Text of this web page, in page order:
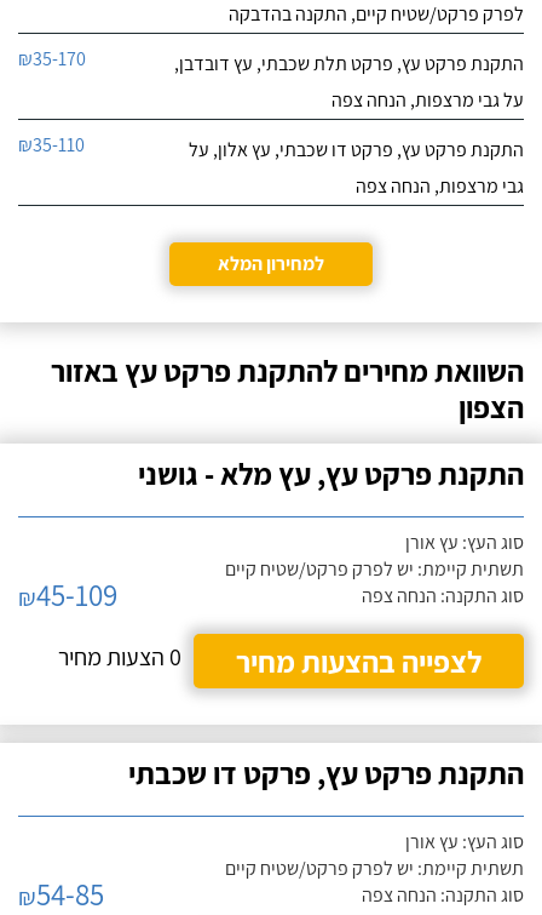
לפרק פרקט/שטיח קיים, התקנה בהדבקה
התקנת פרקט עץ, פרקט תלת שכבתי, עץ דובדבן,
על גבי מרצפות, הנחה צפה
₪35-170
התקנת פרקט עץ, פרקט דו שכבתי, עץ אלון, על
גבי מרצפות, הנחה צפה
₪35-110
למחירון המלא
השוואת מחירים להתקנת פרקט עץ באזור
הצפון
התקנת פרקט עץ, עץ מלא - גושני
סוג העץ: עץ אורן
תשתית קיימת: יש לפרק פרקט/שטיח קיים
סוג התקנה: הנחה צפה
₪45-109
לצפייה בהצעות מחיר
0 הצעות מחיר
התקנת פרקט עץ, פרקט דו שכבתי
סוג העץ: עץ אורן
תשתית קיימת: יש לפרק פרקט/שטיח קיים
סוג התקנה: הנחה צפה
₪54-85